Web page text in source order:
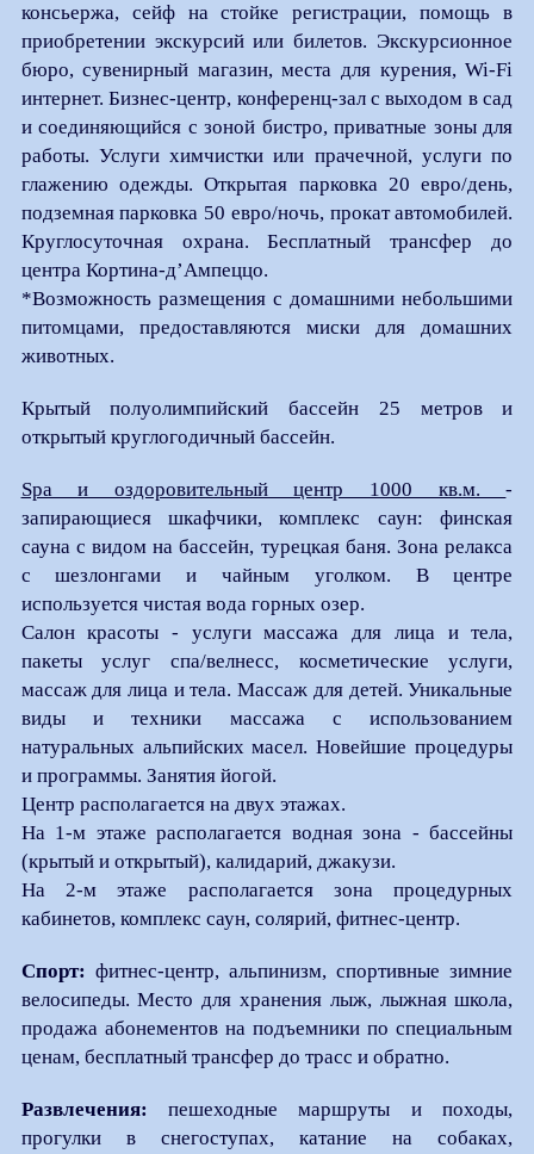
консьержа, сейф на стойке регистрации, помощь в
приобретении экскурсий или билетов. Экскурсионное
бюро, сувенирный магазин, места для курения, Wi-Fi
интернет. Бизнес-центр, конференц-зал с выходом в сад
и соединяющийся с зоной бистро, приватные зоны для
работы. Услуги химчистки или прачечной, услуги по
глажению одежды. Открытая парковка 20 евро/день,
подземная парковка 50 евро/ночь, прокат автомобилей.
Круглосуточная охрана. Бесплатный трансфер до
центра Кортина-д’Ампеццо.
*Возможность размещения с домашними небольшими
питомцами, предоставляются миски для домашних
животных.
Крытый полуолимпийский бассейн 25 метров и
открытый круглогодичный бассейн.
Spa и оздоровительный центр 1000 кв.м.-
запирающиеся шкафчики, комплекс саун: финская
сауна с видом на бассейн, турецкая баня. Зона релакса
с шезлонгами и чайным уголком. В центре
используется чистая вода горных озер.
Салон красоты - услуги массажа для лица и тела,
пакеты услуг спа/велнесс, косметические услуги,
массаж для лица и тела. Массаж для детей. Уникальные
виды и техники массажа с использованием
натуральных альпийских масел. Новейшие процедуры
и программы. Занятия йогой.
Центр располагается на двух этажах.
На 1-м этаже располагается водная зона - бассейны
(крытый и открытый), калидарий, джакузи.
На 2-м этаже располагается зона процедурных
кабинетов, комплекс саун, солярий, фитнес-центр.
Спорт: фитнес-центр, альпинизм, спортивные зимние
велосипеды. Место для хранения лыж, лыжная школа,
продажа абонементов на подъемники по специальным
ценам, бесплатный трансфер до трасс и обратно.
Развлечения: пешеходные маршруты и походы,
прогулки в снегоступах, катание на собаках,